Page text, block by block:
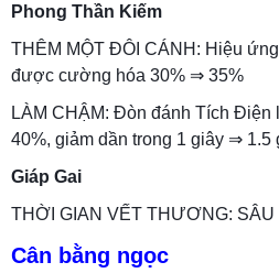
Phong Thần Kiếm
THÊM MỘT ĐÔI CÁNH: Hiệu
được cường hóa 30% ⇒ 35%
LÀM CHẬM: Đòn đánh Tích Điện
40%, giảm dần trong 1 giây ⇒ 1.5
Giáp Gai
THỜI GIAN VẾT THƯƠNG:
Cân bằng ngọc